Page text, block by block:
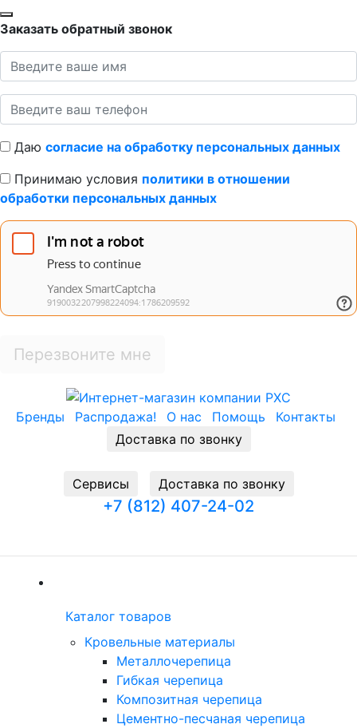
Заказать обратный звонок
Даю согласие на обработку персональных данных
Принимаю условия политики в отношении
обработки персональных данных
Перезвоните мне
Бренды Распродажа! О нас Помощь
Контакты
Доставка по звонку
Cервисы Доставка по звонку
+7 (812) 407-24-02
Каталог товаров
Кровельные материалы
Металлочерепица
Гибкая черепица
Композитная черепица
Цементно-песчаная черепица